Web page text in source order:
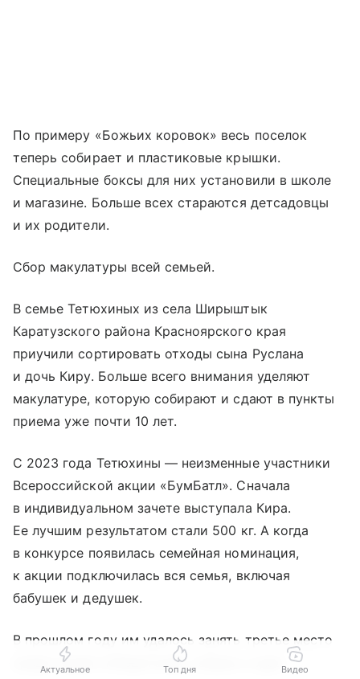
По примеру «Божьих коровок» весь поселок
теперь собирает и пластиковые крышки.
Специальные боксы для них установили в школе
и магазине. Больше всех стараются детсадовцы
и их родители.
Сбор макулатуры всей семьей.
В семье Тетюхиных из села Ширыштык
Каратузского района Красноярского края
приучили сортировать отходы сына Руслана
и дочь Киру. Больше всего внимания уделяют
макулатуре, которую собирают и сдают в пункты
приема уже почти 10 лет.
С 2023 года Тетюхины — неизменные участники
Всероссийской акции «БумБатл». Сначала
в индивидуальном зачете выступала Кира.
Ее лучшим результатом стали 500 кг. А когда
в конкурсе появилась семейная номинация,
к акции подключилась вся семья, включая
бабушек и дедушек.
В прошлом году им удалось занять третье место
среди семей-победителей, собрав и сдав
Актуальное Топ дня Видео